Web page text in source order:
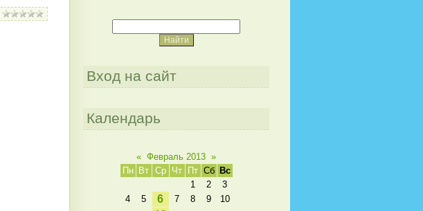
Вход на сайт
Календарь
« Февраль 2013 »
Пн
Вт Ср Чт Пт Сб
Вс
1
2
3
4
5 6 7 8 9
10